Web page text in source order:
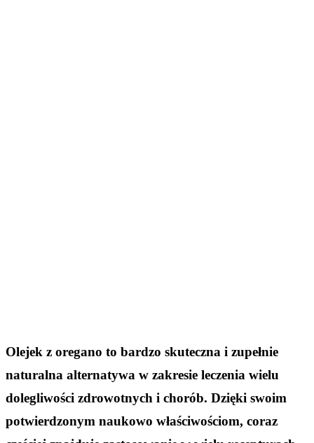
Olejek z oregano to bardzo skuteczna i zupełnie
naturalna alternatywa w zakresie leczenia wielu
dolegliwości zdrowotnych i chorób. Dzięki swoim
potwierdzonym naukowo właściwościom, coraz